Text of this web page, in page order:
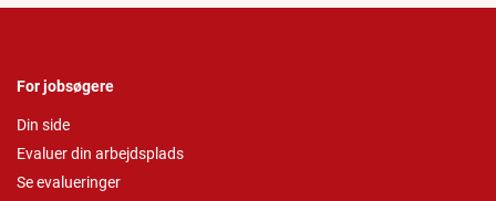
For jobsøgere
Din side
Evaluer din arbejdsplads
Se evalueringer